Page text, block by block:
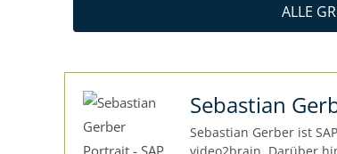
ALLE
Sebastian
Sebastian Gerber ist